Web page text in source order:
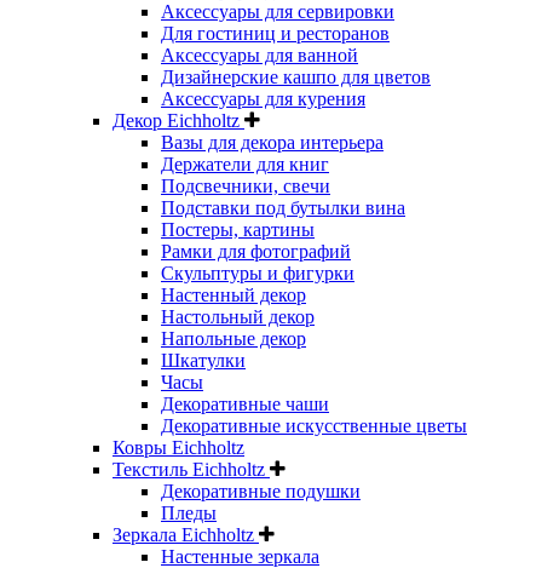
Аксессуары для сервировки
Для гостиниц и ресторанов
Аксессуары для ванной
Дизайнерские кашпо для цветов
Аксессуары для курения
Декор Eichholtz
Вазы для декора интерьера
Держатели для книг
Подсвечники, свечи
Подставки под бутылки вина
Постеры, картины
Рамки для фотографий
Скульптуры и фигурки
Настенный декор
Настольный декор
Напольные декор
Шкатулки
Часы
Декоративные чаши
Декоративные искусственные цветы
Ковры Eichholtz
Текстиль Eichholtz
Декоративные подушки
Пледы
Зеркала Eichholtz
Настенные зеркала